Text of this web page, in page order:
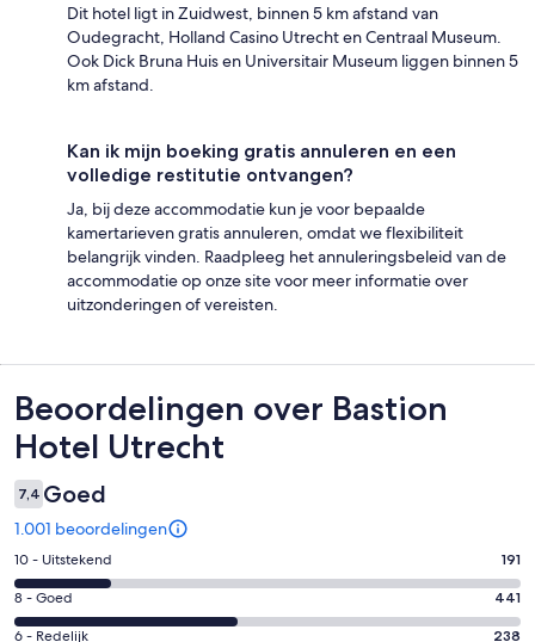
Dit hotel ligt in Zuidwest, binnen 5 km afstand van
Oudegracht, Holland Casino Utrecht en Centraal Museum.
Ook Dick Bruna Huis en Universitair Museum liggen binnen 5
km afstand.
Kan ik mijn boeking gratis annuleren en een
volledige restitutie ontvangen?
Ja, bij deze accommodatie kun je voor bepaalde
kamertarieven gratis annuleren, omdat we flexibiliteit
belangrijk vinden. Raadpleeg het annuleringsbeleid van de
accommodatie op onze site voor meer informatie over
uitzonderingen of vereisten.
Beoordelingen
Beoordelingen over Bastion
Hotel Utrecht
7,4 Goed
1.001 beoordelingen
Gastenscore:
10
-
Uitstekend.
10 - Uitstekend 191
Gastenscore:
8
8 - Goed 441
6 - Redelijk 238